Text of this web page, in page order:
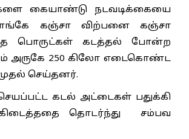
கையாண்டு நடவடிக்கையை
கஞ்சா விற்பனை கஞ்சா
பொருட்கள் கடத்தல் போன்ற
அருகே 250 கிலோ எடைகொண்ட
செய்தனர்.
கடல் அட்டைகள் பதுக்கி
கிடைத்ததை தொடர்ந்து சம்பவ